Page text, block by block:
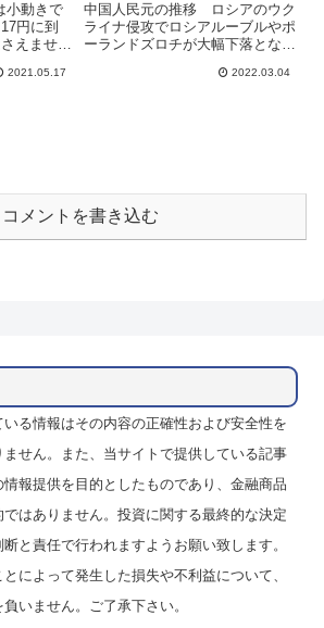
小動きで
円に到
えません
は順調に
2021.05.17
中国人民元の推移 ロシアのウク
ライナ侵攻でロシアルーブルやポ
ーランドズロチが大幅下落となっ
が、中国人民元やブラジルレアル
2022.03.04
コメントを書き込む
る情報はその内容の正確性および安全性を
せん。また、当サイトで提供している記事
報提供を目的としたものであり、金融商品
はありません。投資に関する最終的な決定
と責任で行われますようお願い致します。
によって発生した損失や不利益について、
いません。ご了承下さい。